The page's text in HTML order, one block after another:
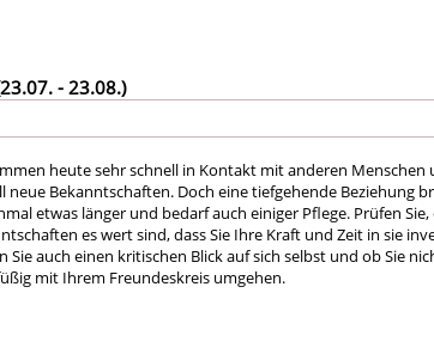
- 23.08.)
heute sehr schnell in Kontakt mit anderen Menschen
neue Bekanntschaften. Doch eine tiefgehende Beziehung
etwas länger und bedarf auch einiger Pflege. Prüfen
es wert sind, dass Sie Ihre Kraft und Zeit in sie
Sie auch einen kritischen Blick auf sich selbst und ob Sie
mit Ihrem Freundeskreis umgehen.